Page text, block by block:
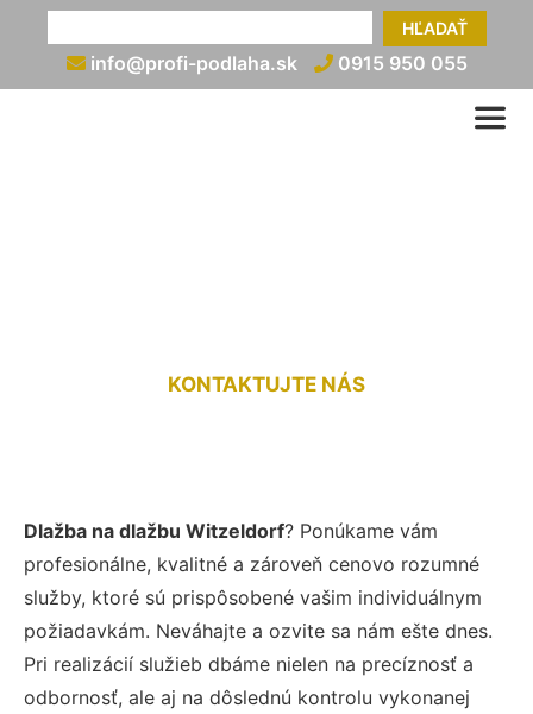
HĽADAŤ
info@profi-podlaha.sk 0915 950 055
KONTAKTUJTE NÁS
Dlažba na dlažbu Witzeldorf? Ponúkame vám
profesionálne, kvalitné a zároveň cenovo rozumné
služby, ktoré sú prispôsobené vašim individuálnym
požiadavkám. Neváhajte a ozvite sa nám ešte dnes.
Pri realizácií služieb dbáme nielen na precíznosť a
odbornosť, ale aj na dôslednú kontrolu vykonanej